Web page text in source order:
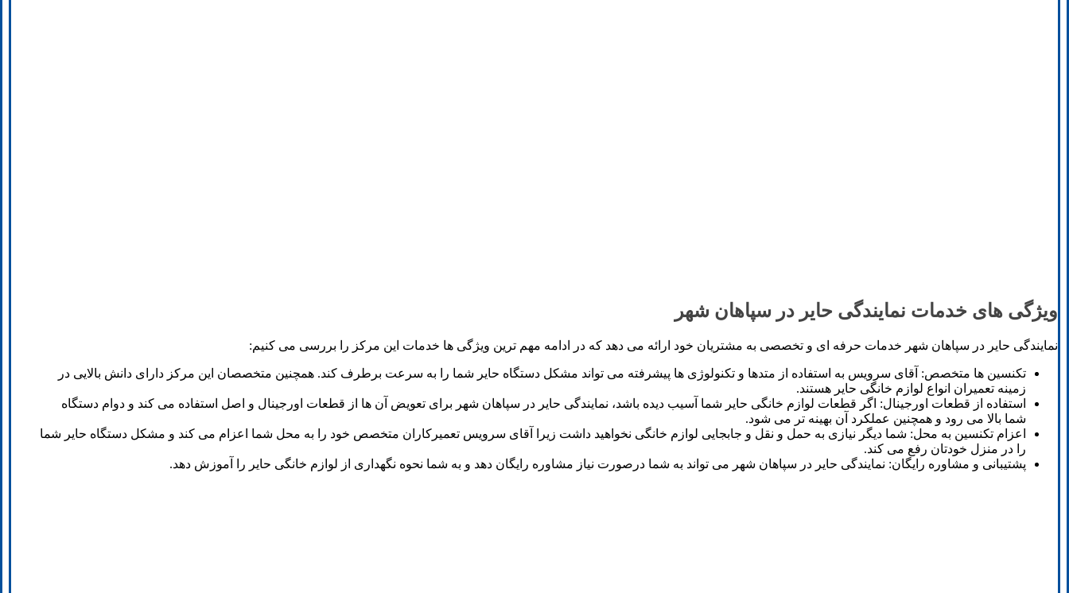
ویژگی ‌های خدمات نمایندگی حایر در سپاهان شهر
نمایندگی حایر در سپاهان شهر خدمات حرفه ای و تخصصی به مشتریان خود ارائه می دهد که در ادامه مهم ترین ویژگی ها خدمات این مرکز را بررسی می کنیم:
تکنسین ها متخصص: آقای سرویس به استفاده از متدها و تکنولوژی ها پیشرفته می تواند مشکل دستگاه حایر شما را به سرعت برطرف کند. همچنین متخصصان این مرکز دارای دانش بالایی در
زمینه تعمیران انواع لوازم خانگی حایر هستند.
استفاده از قطعات اورجینال: اگر قطعات لوازم خانگی حایر شما آسیب دیده باشد، نمایندگی حایر در سپاهان شهر برای تعویض آن ها از قطعات اورجینال و اصل استفاده می کند و دوام دستگاه
شما بالا می رود و همچنین عملکرد آن بهینه تر می شود.
اعزام تکنسین به محل: شما دیگر نیازی به حمل و نقل و جابجایی لوازم خانگی نخواهید داشت زیرا آقای سرویس تعمیرکاران متخصص خود را به محل شما اعزام می کند و مشکل دستگاه حایر شما
را در منزل خودتان رفع می کند.
پشتیبانی و مشاوره رایگان: نمایندگی حایر در سپاهان شهر می تواند به شما درصورت نیاز مشاوره رایگان دهد و به شما نحوه نگهداری از لوازم خانگی حایر را آموزش دهد.